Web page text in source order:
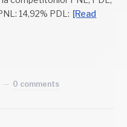
14,92% PDL: [Read
0 comments